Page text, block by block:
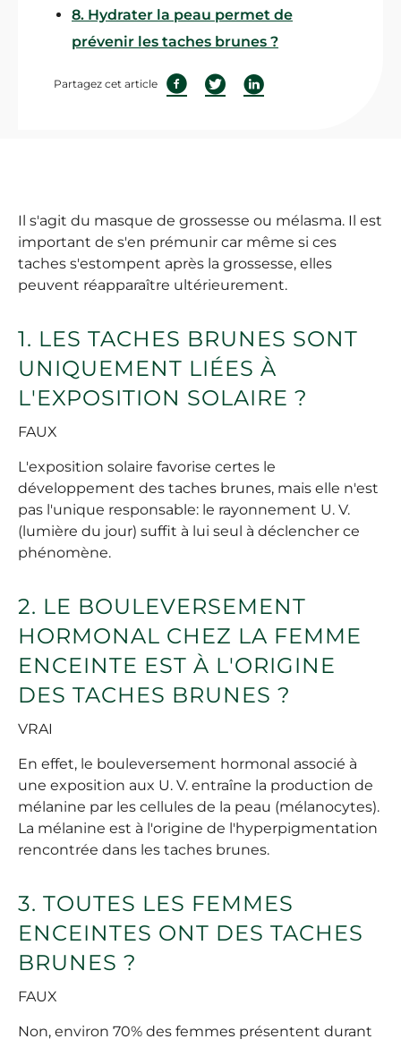
8. Hydrater la peau permet de
prévenir les taches brunes ?
Partagez cet article
Il s'agit du masque de grossesse ou mélasma. Il est
important de s'en prémunir car même si ces
taches s'estompent après la grossesse, elles
peuvent réapparaître ultérieurement.
1. LES TACHES BRUNES SONT
UNIQUEMENT LIÉES À
L'EXPOSITION SOLAIRE ?
FAUX
L'exposition solaire favorise certes le
développement des taches brunes, mais elle n'est
pas l'unique responsable: le rayonnement U. V.
(lumière du jour) suffit à lui seul à déclencher ce
phénomène.
2. LE BOULEVERSEMENT
HORMONAL CHEZ LA FEMME
ENCEINTE EST À L'ORIGINE
DES TACHES BRUNES ?
VRAI
En effet, le bouleversement hormonal associé à
une exposition aux U. V. entraîne la production de
mélanine par les cellules de la peau (mélanocytes).
La mélanine est à l'origine de l'hyperpigmentation
rencontrée dans les taches brunes.
3. TOUTES LES FEMMES
ENCEINTES ONT DES TACHES
BRUNES ?
FAUX
Non, environ 70% des femmes présentent durant